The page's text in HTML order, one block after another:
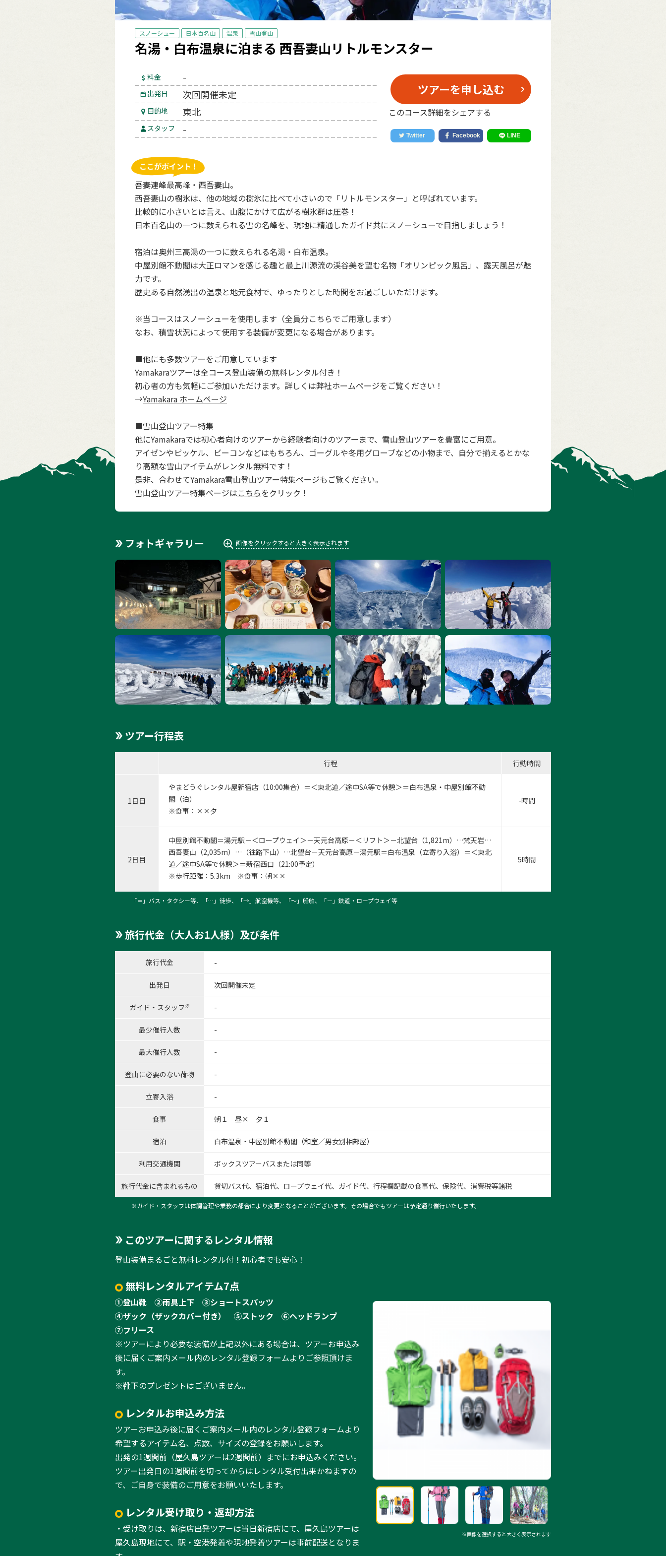
スノーシュー 日本百名山 温泉 雪山登山
名湯・白布温泉に泊まる 西吾妻山リトルモンスター
料金 -
出発日 次回開催未定
目的地 東北
スタッフ -
ツアーを申し込む
このコース詳細をシェアする
吾妻連峰最高峰・西吾妻山。
西吾妻山の樹氷は、他の地域の樹氷に比べて小さいので「リトルモンスター」と呼ばれています。
比較的に小さいとは言え、山腹にかけて広がる樹氷群は圧巻！
日本百名山の一つに数えられる雪の名峰を、現地に精通したガイド共にスノーシューで目指しましょう！
宿泊は奥州三高湯の一つに数えられる名湯・白布温泉。
中屋別館不動閣は大正ロマンを感じる趣と最上川源流の渓谷美を望む名物「オリンピック風呂」、露天風呂が魅
力です。
歴史ある自然湧出の温泉と地元食材で、ゆったりとした時間をお過ごしいただけます。
※当コースはスノーシューを使用します（全員分こちらでご用意します）
なお、積雪状況によって使用する装備が変更になる場合があります。
■他にも多数ツアーをご用意しています
Yamakaraツアーは全コース登山装備の無料レンタル付き！
初心者の方も気軽にご参加いただけます。詳しくは弊社ホームページをご覧ください！
→Yamakara ホームページ
■雪山登山ツアー特集
他にYamakaraでは初心者向けのツアーから経験者向けのツアーまで、雪山登山ツアーを豊富にご用意。
アイゼンやピッケル、ビーコンなどはもちろん、ゴーグルや冬用グローブなどの小物まで、自分で揃えるとかな
り高額な雪山アイテムがレンタル無料です！
是非、合わせてYamakara雪山登山ツアー特集ページもご覧ください。
雪山登山ツアー特集ページはこちらをクリック！
フォトギャラリー 画像をクリックすると大きく表示されます
ツアー行程表
行程 行動時間
1日目
やまどうぐレンタル屋新宿店 （10:00集合）＝＜東北道／途中SA等で休憩＞＝白布温泉・中屋別館不動
閣（泊）
※食事：××夕
-時間
2日目
中屋別館不動閣＝湯元駅－＜ロープウェイ＞－天元台高原－＜リフト＞－北望台（1,821m）…梵天岩…
西吾妻山（2,035m）…（往路下山）…北望台－天元台高原－湯元駅＝白布温泉（立寄り入浴）＝＜東北
道／途中SA等で休憩＞＝新宿西口（21:00予定）
※歩行距離：5.3km ※食事：朝××
5時間
「＝」バス・タクシー等、「…」徒歩、「→」航空機等、「〜」船舶、「－」鉄道・ロープウェイ等
旅行代金（大人お1人様）及び条件
旅行代金 -
出発日 次回開催未定
ガイド・スタッフ ※ -
最少催行人数 -
最大催行人数 -
登山に必要のない荷物 -
立寄入浴 -
食事 朝１ 昼× 夕１
宿泊 白布温泉・中屋別館不動閣（和室／男女別相部屋）
利用交通機関 ボックスツアーバスまたは同等
旅行代金に含まれるもの 貸切バス代、宿泊代、ロープウェイ代、ガイド代、行程欄記載の食事代、保険代、消費税等諸税
※ガイド・スタッフは体調管理や業務の都合により変更となることがございます。その場合でもツアーは予定通り催行いたします。
このツアーに関するレンタル情報
登山装備まるごと無料レンタル付！初心者でも安心！
無料レンタルアイテム7点
①登山靴 ②雨具上下
③ショートスパッツ
④ザック（ザックカバー付き）
⑤ストック
⑥ヘッドランプ
⑦フリース
※ツアーにより必要な装備が上記以外にある場合は、ツアーお申込み
後に届くご案内メール内のレンタル登録フォームよりご参照頂けま
す。
※靴下のプレゼントはございません。
レンタルお申込み方法
ツアーお申込み後に届くご案内メール内のレンタル登録フォームより
希望するアイテム名、点数、サイズの登録をお願いします。
出発の1週間前（屋久島ツアーは2週間前）までにお申込みください。
ツアー出発日の1週間前を切ってからはレンタル受付出来かねますの
で、ご自身で装備のご用意をお願いいたします。
レンタル受け取り・返却方法
・受け取りは、新宿店出発ツアーは当日新宿店にて、屋久島ツアーは
屋久島現地にて、駅・空港発着や現地発着ツアーは事前配送となりま
※画像を選択すると大きく表示されます
1:中屋別館不動閣（外観）